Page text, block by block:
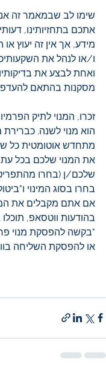
שימו לב שבמאמר זה
אתכם בתחזיותינו,
מידע, אך אין זה יעוץ או
ו/או לנהל את
ואחת לבצע את
מסקנות בהתאם
זכרו, המנוי לתיק
הוא מנוי לשנה. כברירת
מתחדש אוטומטית כל
את המנוי שלכם בכל
שלכם/ן (בחרו
בחרו בסוג המינוי
אם אתם מקבלים את
בהודעות ווטסאפ,
"בקשה להפסקת מנוי
או להפסקת השליחה